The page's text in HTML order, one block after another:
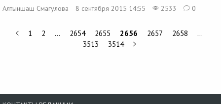
Алтыншаш Смагулова
8 сентября 2015 14:55 2533 0
1 2 … 2654 2655 2656 2657 2658
…
3513
3514